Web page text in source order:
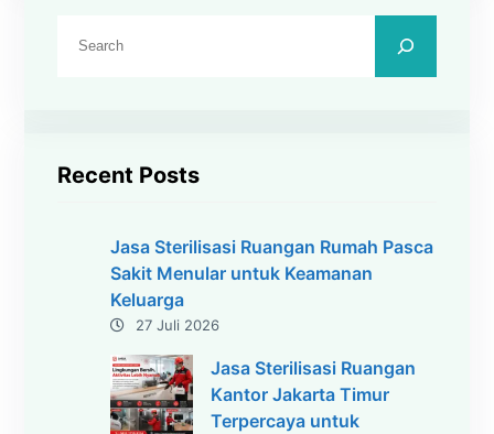
Recent Posts
Jasa Sterilisasi Ruangan Rumah Pasca
Sakit Menular untuk Keamanan
Keluarga
27 Juli 2026
Jasa Sterilisasi Ruangan
Kantor Jakarta Timur
Terpercaya untuk